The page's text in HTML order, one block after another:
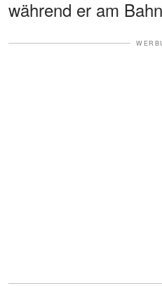
während er am